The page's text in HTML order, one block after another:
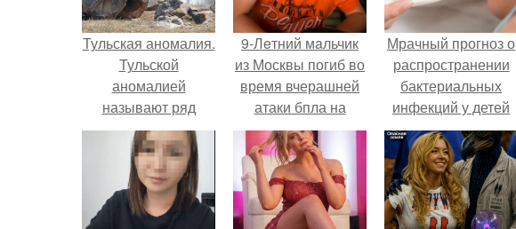
Тульская аномалия.
Тульской
аномалией
называют ряд
странных событий
происходят на
севере области.
9-Лeтний мaльчик
из Москвы погиб во
время вчерашней
атаки бпла на
пляже под
Геленджиком.
Мрачный прогноз о
распространении
бактериальных
инфекций у детей
вышел.